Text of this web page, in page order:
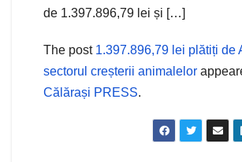
de 1.397.896,79 lei și […]
The post 1.397.896,79 lei plătiți de
sectorul creșterii animalelor
Călărași PRESS.